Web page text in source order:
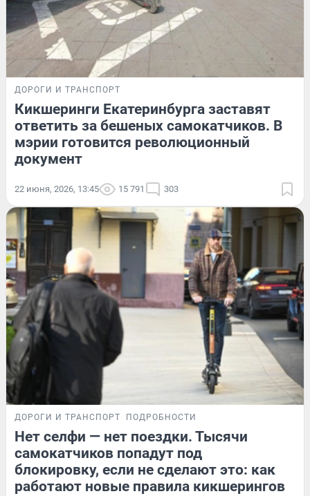
ДОРОГИ И ТРАНСПОРТ
Кикшеринги Екатеринбурга заставят
ответить за бешеных самокатчиков. В
мэрии готовится революционный
документ
22 июня, 2026, 13:45 15 791 303
ДОРОГИ И ТРАНСПОРТ ПОДРОБНОСТИ
Нет селфи — нет поездки. Тысячи
самокатчиков попадут под
блокировку, если не сделают это: как
работают новые правила кикшерингов